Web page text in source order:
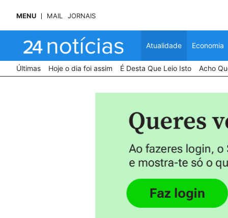
MENU MAIL JORNAIS
Atualidade Economia
Últimas Hoje o dia foi assim É Desta Que Leio Isto Acho